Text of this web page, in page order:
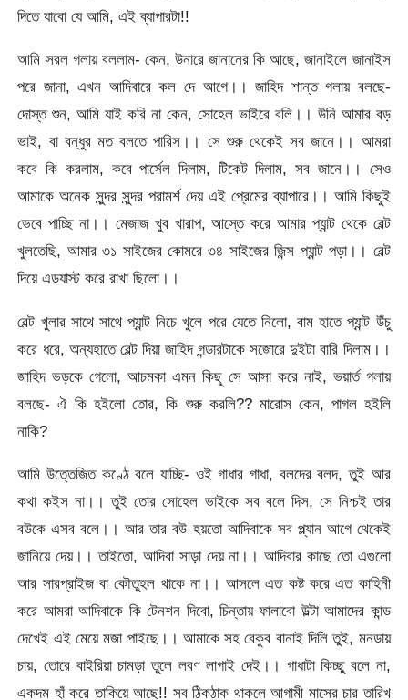
দিতে যাবো যে আমি, এই ব্যাপারটা!!
আমি সরল গলায় বললাম- কেন, উনারে জানানের কি আছে, জানাইলে জানাইস
পরে জানা, এখন আদিবারে কল দে আগে।। জাহিদ শান্ত গলায় বলছে-
দোস্ত শুন, আমি যাই করি না কেন, সোহেল ভাইরে বলি।। উনি আমার বড়
ভাই, বা বন্ধুর মত বলতে পারিস।। সে শুরু থেকেই সব জানে।। আমরা
কবে কি করলাম, কবে পার্সেল দিলাম, টিকেট দিলাম, সব জানে।। সেও
আমাকে অনেক সুন্দর সুন্দর পরামর্শ দেয় এই প্রেমের ব্যাপারে।। আমি কিছুই
ভেবে পাচ্ছি না।। মেজাজ খুব খারাপ, আস্তে করে আমার প্যান্ট থেকে বেল্ট
খুলতেছি, আমার ৩১ সাইজের কোমরে ৩৪ সাইজের জিন্স প্যান্ট পড়া।। বেল্ট
দিয়ে এডযাস্ট করে রাখা ছিলো।।
বেল্ট খুলার সাথে সাথে প্যান্ট নিচে খুলে পরে যেতে নিলো, বাম হাতে প্যান্ট উঁচু
করে ধরে, অন্যহাতে বেল্ট দিয়া জাহিদ গন্ডারটাকে সজোরে দুইটা বারি দিলাম।।
জাহিদ ভড়কে গেলো, আচমকা এমন কিছু সে আসা করে নাই, ভয়ার্ত গলায়
বলছে- ঐ কি হইলো তোর, কি শুরু করলি?? মারোস কেন, পাগল হইলি
নাকি?
আমি উত্তেজিত কণ্ঠে বলে যাচ্ছি- ওই গাধার গাধা, বলদের বলদ, তুই আর
কথা কইস না।। তুই তোর সোহেল ভাইকে সব বলে দিস, সে নিশ্চই তার
বউকে এসব বলে।। আর তার বউ হয়তো আদিবাকে সব প্ল্যান আগে থেকেই
জানিয়ে দেয়।। তাইতো, আদিবা সাড়া দেয় না।। আদিবার কাছে তো এগুলো
আর সারপ্রাইজ বা কৌতুহল থাকে না।। আসলে এত কষ্ট করে এত কাহিনী
করে আমরা আদিবাকে কি টেনশন দিবো, চিন্তায় ফালাবো উল্টা আমাদের কান্ড
দেখেই এই মেয়ে মজা পাইছে।। আমাকে সহ বেকুব বানাই দিলি তুই, মনডায়
চায়, তোরে বাইরিয়া চামড়া তুলে লবণ লাগাই দেই।। গাধাটা কিচ্ছু বলে না,
একদম হাঁ করে তাকিয়ে আছে!! সব ঠিকঠাক থাকলে আগামী মাসের চার তারিখ